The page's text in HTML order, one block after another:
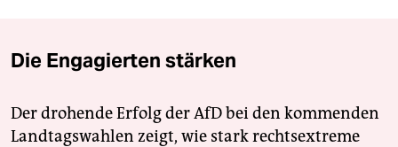
Die Engagierten stärken
Der drohende Erfolg der AfD bei den kommenden
Landtagswahlen zeigt, wie stark rechtsextreme